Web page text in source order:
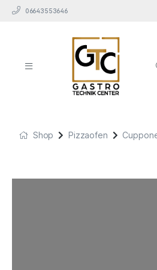
06643553646
Shop Pizzaofen